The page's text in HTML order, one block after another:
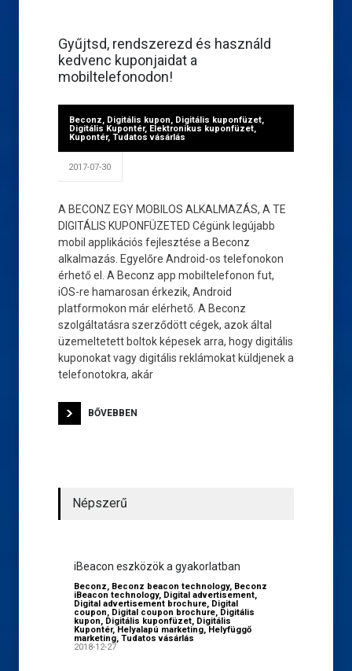
Gyűjtsd, rendszerezd és használd
kedvenc kuponjaidat a
mobiltelefonodon!
Beconz, Digitális kupon, Digitális kuponfüzet,
Digitális Kupontér, Elektronikus kuponfüzet,
Kupontér, Tudatos vásárlás
2017-07-30
A BECONZ EGY MOBILOS ALKALMAZÁS, A TE
DIGITÁLIS KUPONFÜZETED Cégünk legújabb
mobil applikációs fejlesztése a Beconz
alkalmazás. Egyelőre Android-os telefonokon
érhető el. A Beconz app mobiltelefonon fut,
iOS-re hamarosan érkezik, Android
platformokon már elérhető. A Beconz
szolgáltatásra szerződött cégek, azok által
üzemeltetett boltok képesek arra, hogy digitális
kuponokat vagy digitális reklámokat küldjenek a
telefonotokra, akár
BŐVEBBEN
Népszerű
iBeacon eszközök a gyakorlatban
Beconz, Beconz beacon technology, Beconz
iBeacon technology, Digital advertisement,
Digital advertisement brochure, Digital
coupon, Digital coupon brochure, Digitális
kupon, Digitális kuponfüzet, Digitális
Kupontér, Helyalapú marketing, Helyfüggő
marketing, Tudatos vásárlás
2018-12-27